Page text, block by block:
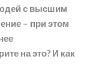
с высшим
– при этом
на это? И как